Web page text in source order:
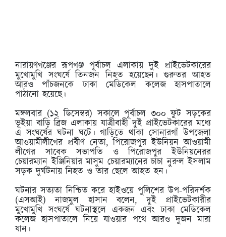
নারায়ণগঞ্জের রূপগঞ্জ পূর্বাচল এলাকায় দুই প্রাইভেটকারের
মুখোমুখি সংঘর্ষে তিনজন নিহত হয়েছেন। গুরুতর আহত
আরও পাঁচজনকে ঢাকা মেডিকেল কলেজ হাসপাতালে
পাঠানো হয়েছে।
মঙ্গলবার (১২ ডিসেম্বর) সকালে পূর্বাচল ৩০০ ফুট সড়কের
ভূইয়া বাড়ি ব্রিজ এলাকায় যাত্রীবাহী দুই প্রাইভেটকারের মধ্যে
এ সংঘর্ষের ঘটনা ঘটে। গাড়িতে থাকা সোনারগাঁ উপজেলা
আওয়ামীলীগের প্রবীণ নেতা, পিরোজপুর ইউনিয়ন আওয়ামী
লীগের সাবেক সভাপতি ও পিরোজপুর ইউনিয়নেরর
চেয়ারম্যান ইঞ্জিনিয়ার মাসুম চেয়ারম্যানের চাচা নুরুল ইসলাম
সড়ক দুর্ঘটনায় নিহত ও তার ছেলে আহত হন।
ঘটনার সত্যতা নিশ্চিত করে হাইওয়ে পুলিশের উপ-পরিদর্শক
(এসআই) নাজমুল হাসান বলেন, দুই প্রাইভেটকারীর
মুখোমুখি সংঘর্ষে ঘটনাস্থলে একজন এবং ঢাকা মেডিকেল
কলেজ হাসপাতালে নিয়ে যাওয়ার পথে আরও দুজন মারা
যান।